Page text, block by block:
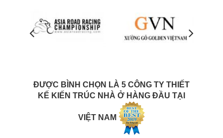
ĐƯỢC BÌNH CHỌN LÀ 5 CÔNG TY THIẾT
KẾ KIẾN TRÚC NHÀ Ở HÀNG ĐẦU TẠI
VIỆT NAM